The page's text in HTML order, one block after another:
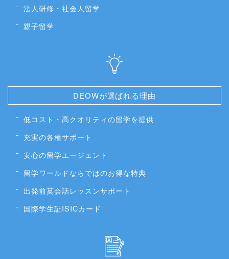
法人研修・社会人留学
親子留学
DEOWが選ばれる理由
低コスト・高クオリティの留学を提供
充実の各種サポート
安心の留学エージェント
留学ワールドならではのお得な特典
出発前英会話レッスンサポート
国際学生証ISICカード